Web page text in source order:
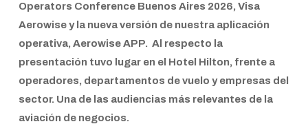
Operators Conference Buenos Aires 2026, Visa
Aerowisey la nueva versión de nuestra aplicación
operativa, Aerowise APP. Al respecto la
presentación tuvo lugar en el Hotel Hilton, frente a
operadores, departamentos de vuelo y empresas del
sector. Una de las audiencias más relevantes de la
aviación de negocios.